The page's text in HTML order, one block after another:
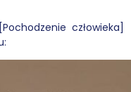
[Pochodzenie człowieka]